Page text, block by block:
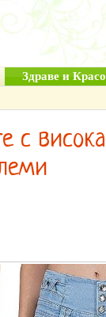
Здраве и
с